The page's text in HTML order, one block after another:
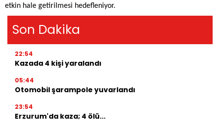
etkin hale getirilmesi hedefleniyor.
Son Dakika
22:54
Kazada 4 kişi yaralandı
05:44
Otomobil şarampole yuvarlandı
23:54
Erzurum'da kaza; 4 ölü...